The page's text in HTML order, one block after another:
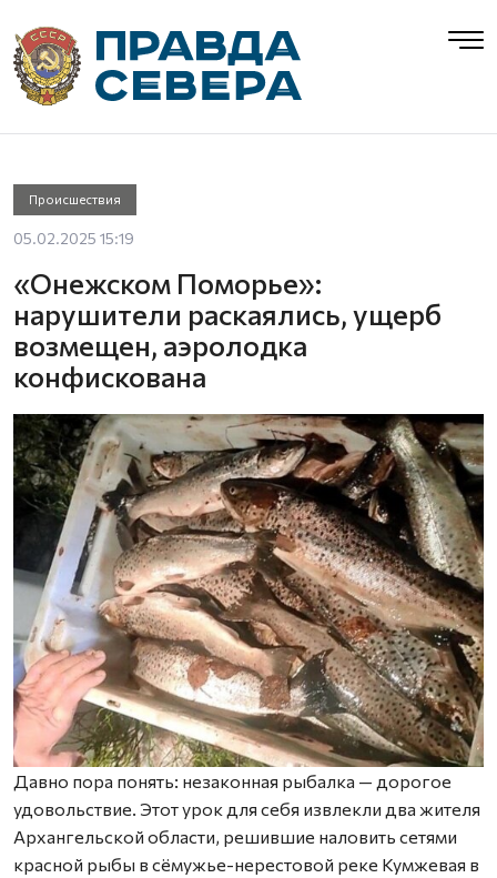
Происшествия
05.02.2025 15:19
«Онежском Поморье»:
нарушители раскаялись, ущерб
возмещен, аэролодка
конфискована
Давно пора понять: незаконная рыбалка — дорогое
удовольствие. Этот урок для себя извлекли два жителя
Архангельской области, решившие наловить сетями
красной рыбы в сёмужье-нерестовой реке Кумжевая в